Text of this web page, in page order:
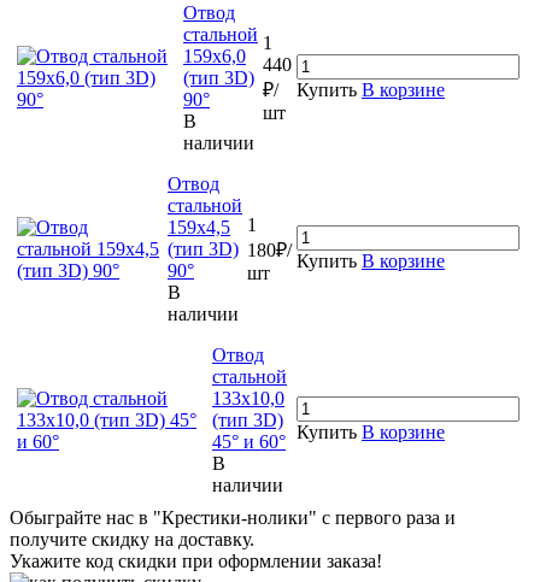
Отвод
стальной
159х6,0
(тип 3D)
90°
В
наличии
1
440
₽/
шт
Купить В корзине
Отвод
стальной
159х4,5
(тип 3D)
90°
В
наличии
1
180₽/
шт
Купить В корзине
Отвод
стальной
133х10,0
(тип 3D)
45° и 60°
В
наличии
Купить В корзине
Обыграйте нас в "Крестики-нолики" с первого раза и
получите скидку на доставку.
Укажите код скидки при оформлении заказа!